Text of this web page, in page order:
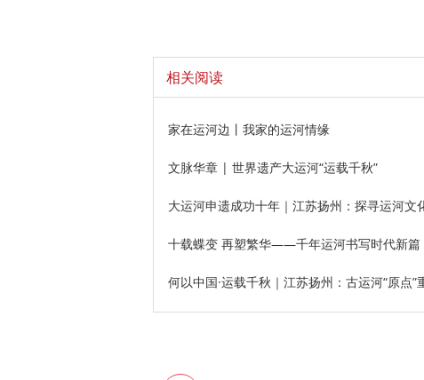
相关阅读
家在运河边丨我家的运河情缘
文脉华章 | 世界遗产大运河“运载千秋”
大运河申遗成功十年｜江苏扬州：探寻运河文
十载蝶变 再塑繁华——千年运河书写时代新篇
何以中国·运载千秋｜江苏扬州：古运河“原点”